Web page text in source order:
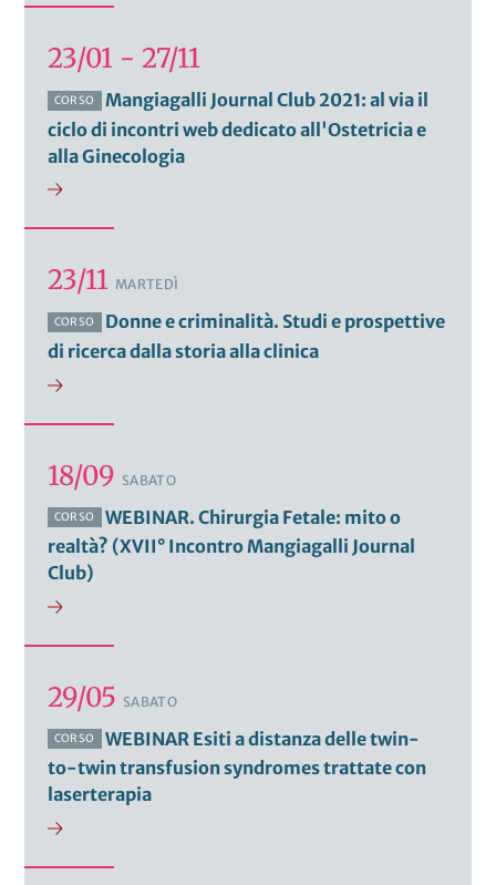
23/01 - 27/11
CORSO
Mangiagalli Journal Club 2021: al via il
ciclo di incontri web dedicato all'Ostetricia e
alla Ginecologia
23/11 MARTEDÌ
CORSO
Donne e criminalità. Studi e prospettive
di ricerca dalla storia alla clinica
18/09 SABATO
CORSO
WEBINAR. Chirurgia Fetale: mito o
realtà? (XVII° Incontro Mangiagalli Journal
Club)
29/05 SABATO
CORSO
WEBINAR Esiti a distanza delle twin-
to-twin transfusion syndromes trattate con
laserterapia